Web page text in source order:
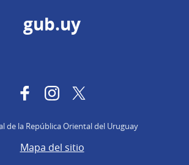
gub.uy
FacebookInstagram
de la República Oriental del Uruguay
Mapa del sitio